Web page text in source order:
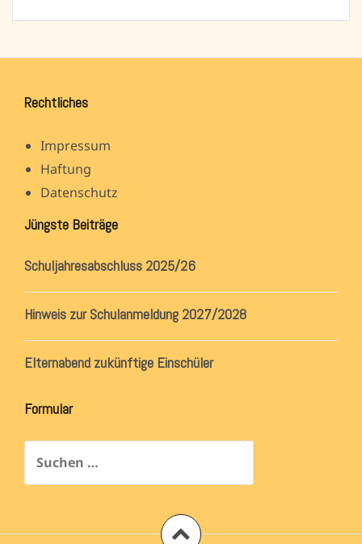
Rechtliches
Impressum
Haftung
Datenschutz
Jüngste Beiträge
Schuljahresabschluss 2025/26
Hinweis zur Schulanmeldung 2027/2028
Elternabend zukünftige Einschüler
Formular
nach: